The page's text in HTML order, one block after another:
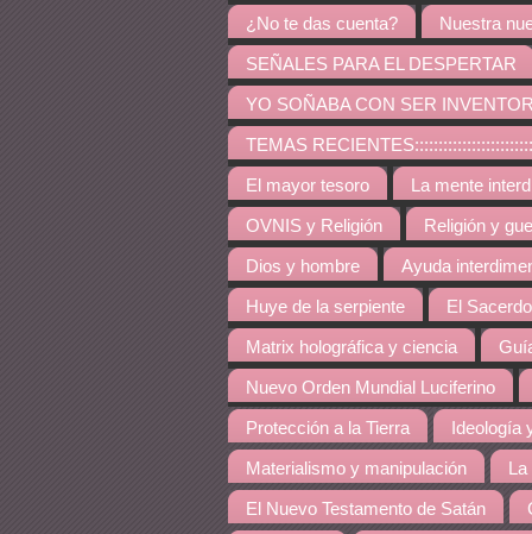
¿No te das cuenta? Nuestra
SEÑALES PARA EL DESPERTAR
YO SOÑABA CON SER
TEMAS
El mayor tesoro La mente
OVNIS y Religión Religión y
Dios y hombre Ayuda
Huye de la serpiente El
Matrix holográfica y ciencia
Nuevo Orden Mundial Luciferino
Protección a la Tierra Ideología
Materialismo y manipulación
El Nuevo Testamento de Satán